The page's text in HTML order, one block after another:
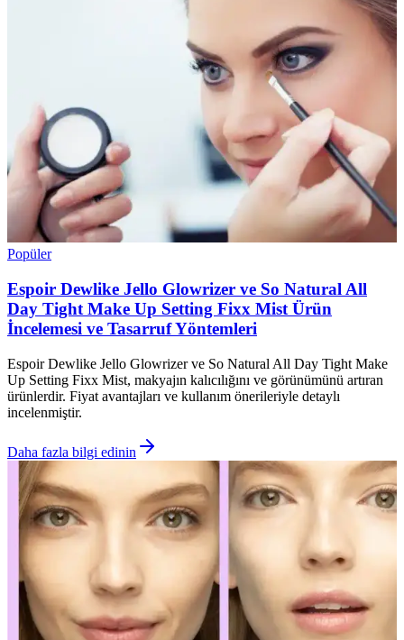
Popüler
Espoir Dewlike Jello Glowrizer ve So Natural All
Day Tight Make Up Setting Fixx Mist Ürün
İncelemesi ve Tasarruf Yöntemleri
Espoir Dewlike Jello Glowrizer ve So Natural All Day Tight Make
Up Setting Fixx Mist, makyajın kalıcılığını ve görünümünü artıran
ürünlerdir. Fiyat avantajları ve kullanım önerileriyle detaylı
incelenmiştir.
Daha fazla bilgi edinin